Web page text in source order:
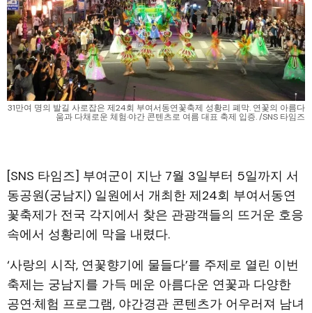
31만여 명의 발길 사로잡은 제24회 부여서동연꽃축제 성황리 폐막. 연꽃의 아름다
움과 다채로운 체험·야간 콘텐츠로 여름 대표 축제 입증. /SNS 타임즈
[SNS 타임즈] 부여군이 지난 7월 3일부터 5일까지 서
동공원(궁남지) 일원에서 개최한 제24회 부여서동연
꽃축제가 전국 각지에서 찾은 관광객들의 뜨거운 호응
속에서 성황리에 막을 내렸다.
‘사랑의 시작, 연꽃향기에 물들다’를 주제로 열린 이번
축제는 궁남지를 가득 메운 아름다운 연꽃과 다양한
공연·체험 프로그램, 야간경관 콘텐츠가 어우러져 남녀